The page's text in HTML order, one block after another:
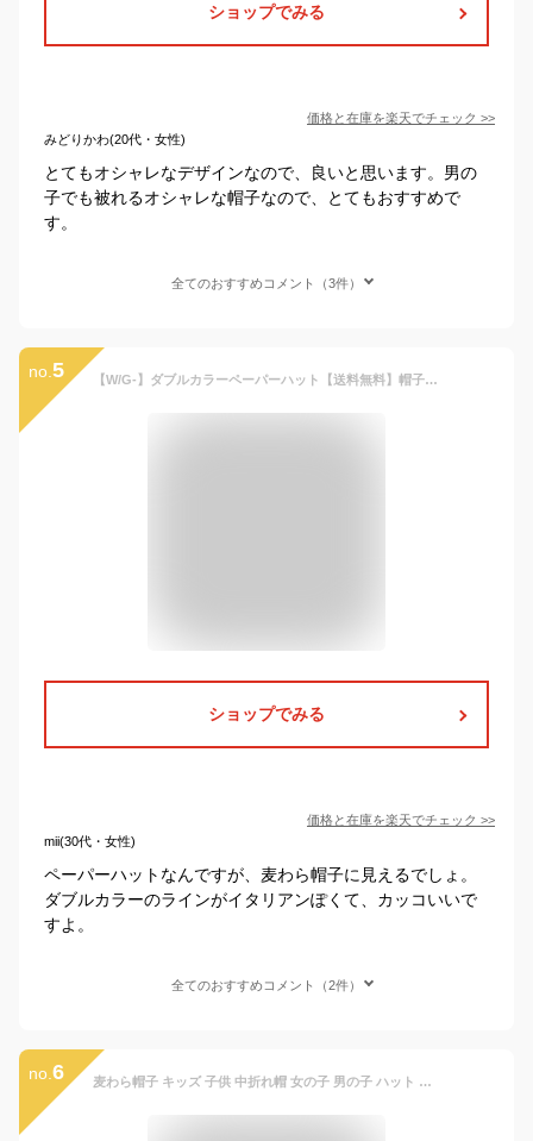
ショップでみる
価格と在庫を楽天でチェック >>
みどりかわ(20代・女性)
とてもオシャレなデザインなので、良いと思います。男の
子でも被れるオシャレな帽子なので、とてもおすすめで
す。
全てのおすすめコメント（3件）
no. 5 【W/G-】ダブルカラーペーパーハット【送料無料】帽子 キッズ 帽子
ショップでみる
価格と在庫を楽天でチェック >>
mii(30代・女性)
ペーパーハットなんですが、麦わら帽子に見えるでしょ。
ダブルカラーのラインがイタリアンぽくて、カッコいいで
すよ。
全てのおすすめコメント（2件）
no. 6 麦わら帽子 キッズ 子供 中折れ帽 女の子 男の子 ハット 中折れハット 帽子 紫外線対策 UVカット 日よけ 日焼け防止 オシャレ カンカン帽